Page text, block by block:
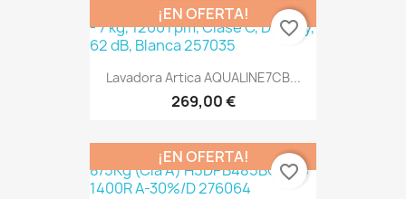
Lavadora Artica AQUALINE7CB...
269,00 €
¡EN OFERTA!
favorite_border
¡EN OFERTA!
favorite_border